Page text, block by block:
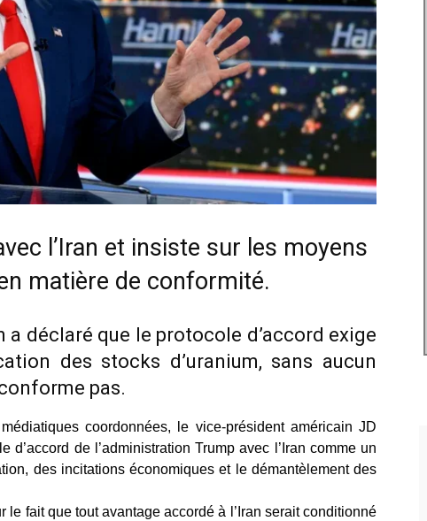
l’Iran et insiste sur les moyens
matière de conformité.
déclaré que le protocole d’accord exige
des stocks d’uranium, sans aucun
pas.
coordonnées, le vice-président américain JD
d’accord de l’administration Trump avec l’Iran comme un
des incitations économiques et le démantèlement des
fait que tout avantage accordé à l’Iran serait conditionné